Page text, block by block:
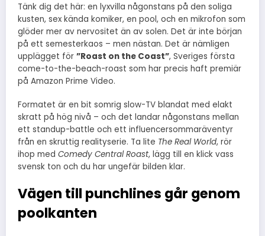
Tänk dig det här: en lyxvilla någonstans på den soliga
kusten, sex kända komiker, en pool, och en mikrofon som
glöder mer av nervositet än av solen. Det är inte början
på ett semesterkaos – men nästan. Det är nämligen
upplägget för ”Roast on the Coast”, Sveriges första
come-to-the-beach-roast som har precis haft premiär
på Amazon Prime Video.
Formatet är en bit somrig slow-TV blandat med elakt
skratt på hög nivå – och det landar någonstans mellan
ett standup-battle och ett influencersommaräventyr
från en skruttig realityserie. Ta lite The Real World, rör
ihop med Comedy Central Roast, lägg till en klick vass
svensk ton och du har ungefär bilden klar.
Vägen till punchlines går genom
poolkanten